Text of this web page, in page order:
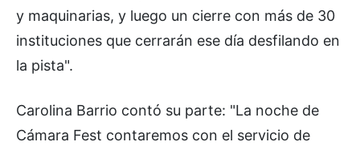
y maquinarias, y luego un cierre con más de 30
instituciones que cerrarán ese día desfilando en
la pista".
Carolina Barrio contó su parte: "La noche de
Cámara Fest contaremos con el servicio de